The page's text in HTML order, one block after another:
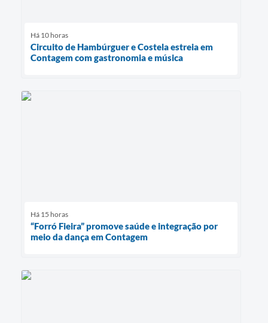
Há 10 horas
Circuito de Hambúrguer e Costela estreia em
Contagem com gastronomia e música
Há 15 horas
“Forró Fieira” promove saúde e integração por
meio da dança em Contagem